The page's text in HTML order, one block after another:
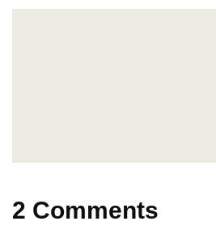
2 Comments